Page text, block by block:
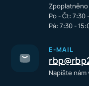
Po - Čt: 7:30
Pá: 7:30 -
E-MAIL
Napište